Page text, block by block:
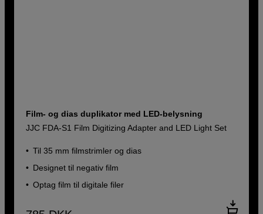
Film- og dias duplikator med LED-belysning
JJC FDA-S1 Film Digitizing Adapter and LED Light Set
Til 35 mm filmstrimler og dias
Designet til negativ film
Optag film til digitale filer